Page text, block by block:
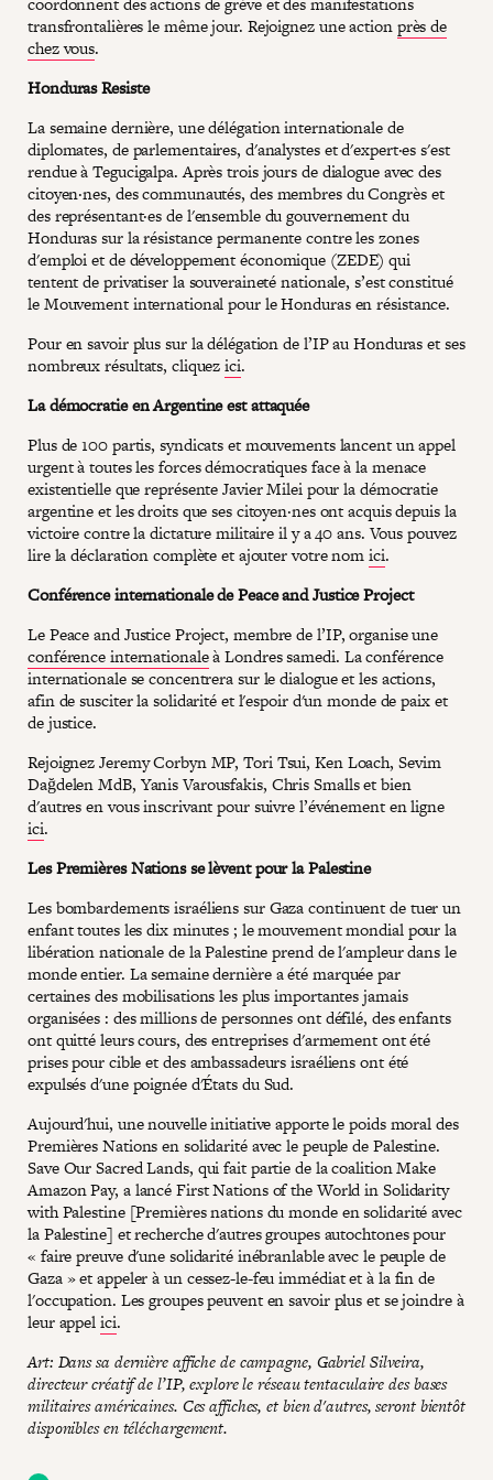
transfrontalières le même jour. Rejoignez une actionprès de
chez vous.
Honduras Resiste
La semaine dernière, une délégation internationale de
diplomates, de parlementaires, d'analystes et d'expert·es s'est
rendue à Tegucigalpa. Après trois jours de dialogue avec des
citoyen·nes, des communautés, des membres du Congrès et
des représentant·es de l'ensemble du gouvernement du
Honduras sur la résistance permanente contre les zones
d'emploi et de développement économique (ZEDE) qui
tentent de privatiser la souveraineté nationale, s’est constitué
le Mouvement international pour le Honduras en résistance.
Pour en savoir plus sur la délégation de l’IP au Honduras et ses
nombreux résultats, cliquezici.
La démocratie en Argentine est attaquée
Plus de 100 partis, syndicats et mouvements lancent un appel
urgent à toutes les forces démocratiques face à la menace
existentielle que représente Javier Milei pour la démocratie
argentine et les droits que ses citoyen·nes ont acquis depuis la
victoire contre la dictature militaire il y a 40 ans. Vous pouvez
lire la déclaration complète et ajouter votre nomici.
Conférence internationale de Peace and Justice Project
Le Peace and Justice Project, membre de l’IP, organise une
conférence internationaleà Londres samedi. La conférence
internationale se concentrera sur le dialogue et les actions,
afin de susciter la solidarité et l'espoir d'un monde de paix et
de justice.
Rejoignez Jeremy Corbyn MP, Tori Tsui, Ken Loach, Sevim
Dağdelen MdB, Yanis Varousfakis, Chris Smalls et bien
d'autres en vous inscrivant pour suivre l’événement en ligne
ici.
Les Premières Nations se lèvent pour la Palestine
Les bombardements israéliens sur Gaza continuent de tuer un
enfant toutes les dix minutes ; le mouvement mondial pour la
libération nationale de la Palestine prend de l'ampleur dans le
monde entier. La semaine dernière a été marquée par
certaines des mobilisations les plus importantes jamais
organisées : des millions de personnes ont défilé, des enfants
ont quitté leurs cours, des entreprises d'armement ont été
prises pour cible et des ambassadeurs israéliens ont été
expulsés d'une poignée d'États du Sud.
Aujourd'hui, une nouvelle initiative apporte le poids moral des
Premières Nations en solidarité avec le peuple de Palestine.
Save Our Sacred Lands, qui fait partie de la coalition Make
Amazon Pay, a lancé First Nations of the World in Solidarity
with Palestine [Premières nations du monde en solidarité avec
la Palestine] et recherche d'autres groupes autochtones pour
« faire preuve d'une solidarité inébranlable avec le peuple de
Gaza » et appeler à un cessez-le-feu immédiat et à la fin de
l'occupation. Les groupes peuvent en savoir plus et se joindre à
leur appelici.
Art: Dans sa dernière affiche de campagne, Gabriel Silveira,
directeur créatif de l’IP, explore le réseau tentaculaire des bases
militaires américaines. Ces affiches, et bien d'autres, seront bientôt
disponibles en téléchargement.